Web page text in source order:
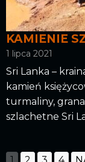
KAMIENIE
1 lipca 2021
Sri Lanka –
kamień
turmaliny,
szlachetne Sri